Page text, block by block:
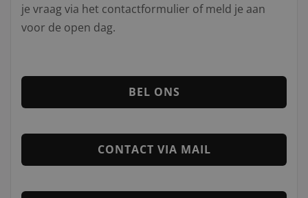
je vraag via het contactformulier of meld je aan
voor de open dag.
BEL ONS
CONTACT VIA MAIL